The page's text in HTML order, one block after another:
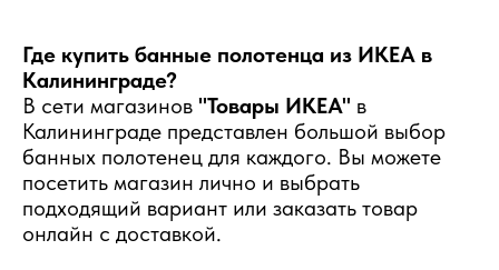
Где купить банные полотенца из ИКЕА в
Калининграде?
В сети магазинов "Товары ИКЕА" в
Калининграде представлен большой выбор
банных полотенец для каждого. Вы можете
посетить магазин лично и выбрать
подходящий вариант или заказать товар
онлайн с доставкой.